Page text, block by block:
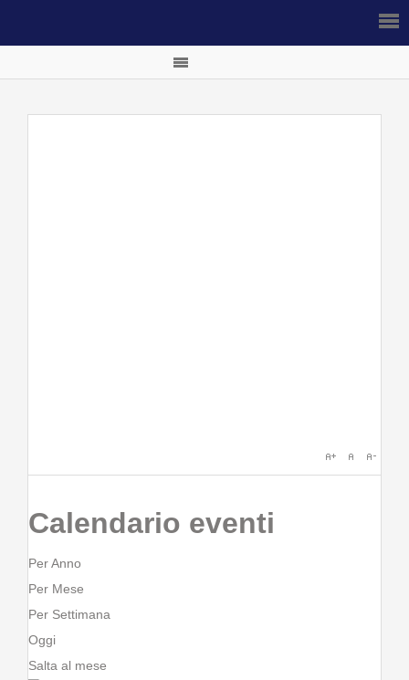
Calendario eventi
Per Anno
Per Mese
Per Settimana
Oggi
Salta al mese